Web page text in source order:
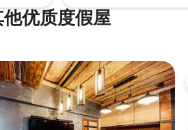
优质度假屋